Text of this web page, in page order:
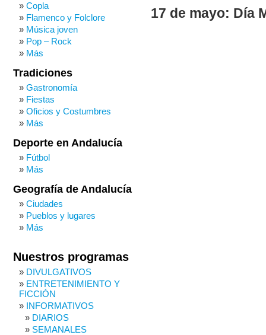
17 de mayo: Día
Copla
Flamenco y Folclore
Música joven
Pop – Rock
Más
Tradiciones
Gastronomía
Fiestas
Oficios y Costumbres
Más
Deporte en Andalucía
Fútbol
Más
Geografía de Andalucía
Ciudades
Pueblos y lugares
Más
Nuestros programas
DIVULGATIVOS
ENTRETENIMIENTO Y
FICCIÓN
INFORMATIVOS
DIARIOS
SEMANALES